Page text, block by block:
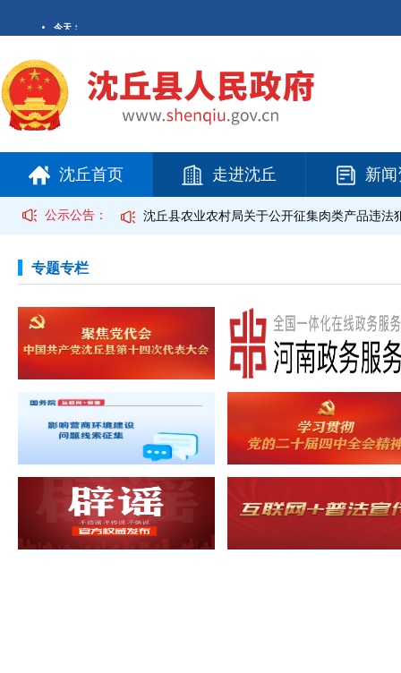
沈丘首页 走进沈丘 新
公示公告：
业的提示性公告 沈丘县农业农村局关于公开征集肉类产品违法
专题专栏